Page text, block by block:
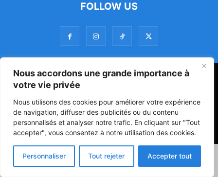
Nous accordons une grande importance à
votre vie privée
Nous utilisons des cookies pour améliorer votre expérience
de navigation, diffuser des publicités ou du contenu
personnalisés et analyser notre trafic. En cliquant sur "Tout
accepter", vous consentez à notre utilisation des cookies.
Personnaliser Tout rejeter Accepter tout
FOLLOW US
47ᵉ Assemblée Mondiale sur la Protection de la Vie Privée: Me
Luciano Hounkponou représente le Bénin à Séoul
Politique Société Culture
© Powered by digitXplus Francophone